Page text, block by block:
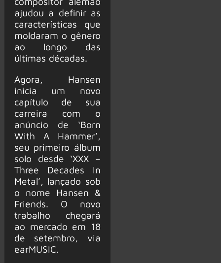
ajudou a definir as
características que
moldaram o gênero
ao longo das
últimas décadas.
Agora, Hansen
inicia um novo
capítulo de sua
carreira com o
anúncio de ‘Born
With A Hammer’,
seu primeiro álbum
solo desde ‘XXX –
Three Decades In
Metal’, lançado sob
o nome Hansen &
Friends. O novo
trabalho chegará
ao mercado em 18
de setembro, via
earMUSIC.